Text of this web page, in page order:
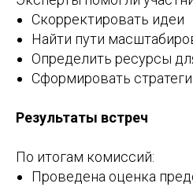
Скорректировать идеи
Найти пути
Определить ресурсы
Сформировать
Результаты встреч
По итогам комиссий:
Проведена оценка